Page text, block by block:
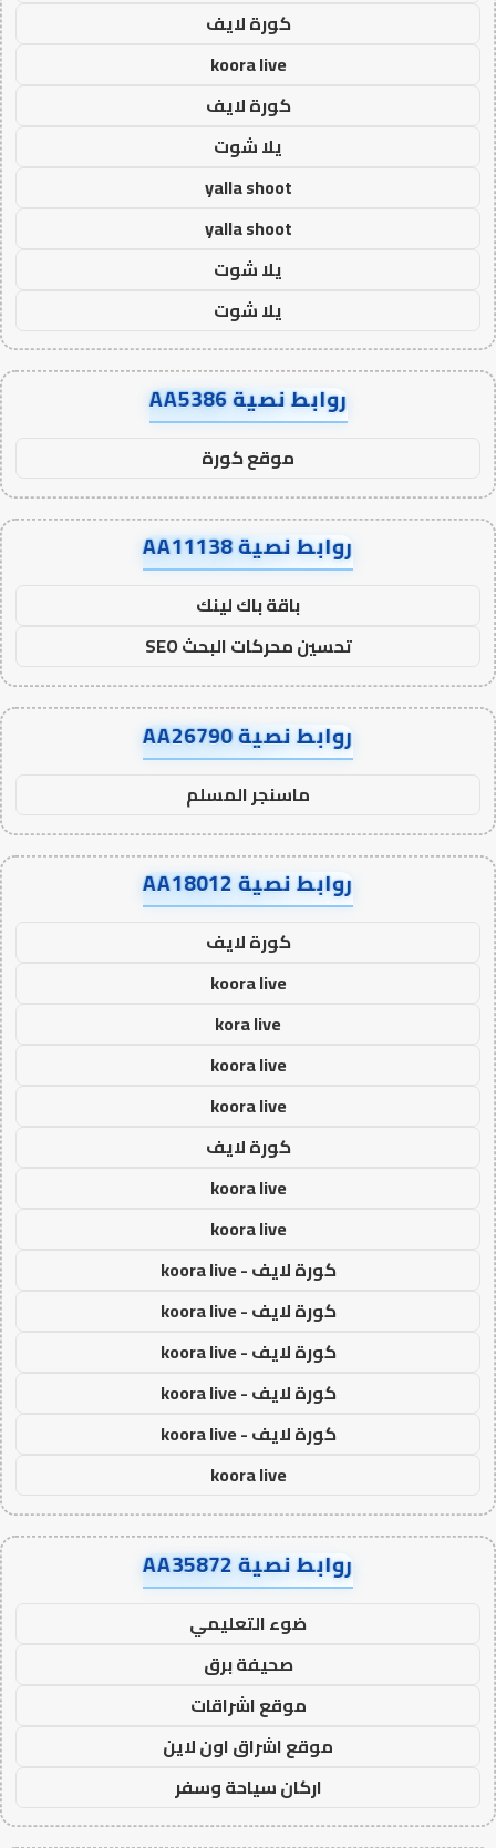
كورة لايف
koora live
كورة لايف
يلا شوت
yalla shoot
yalla shoot
يلا شوت
يلا شوت
روابط نصية AA5386
موقع كورة
روابط نصية AA11138
باقة باك لينك
تحسين محركات البحث SEO
روابط نصية AA26790
ماسنجر المسلم
روابط نصية AA18012
كورة لايف
koora live
kora live
koora live
koora live
كورة لايف
koora live
koora live
كورة لايف - koora live
كورة لايف - koora live
كورة لايف - koora live
كورة لايف - koora live
كورة لايف - koora live
koora live
روابط نصية AA35872
ضوء التعليمي
صحيفة برق
موقع اشراقات
موقع اشراق اون لاين
اركان سياحة وسفر